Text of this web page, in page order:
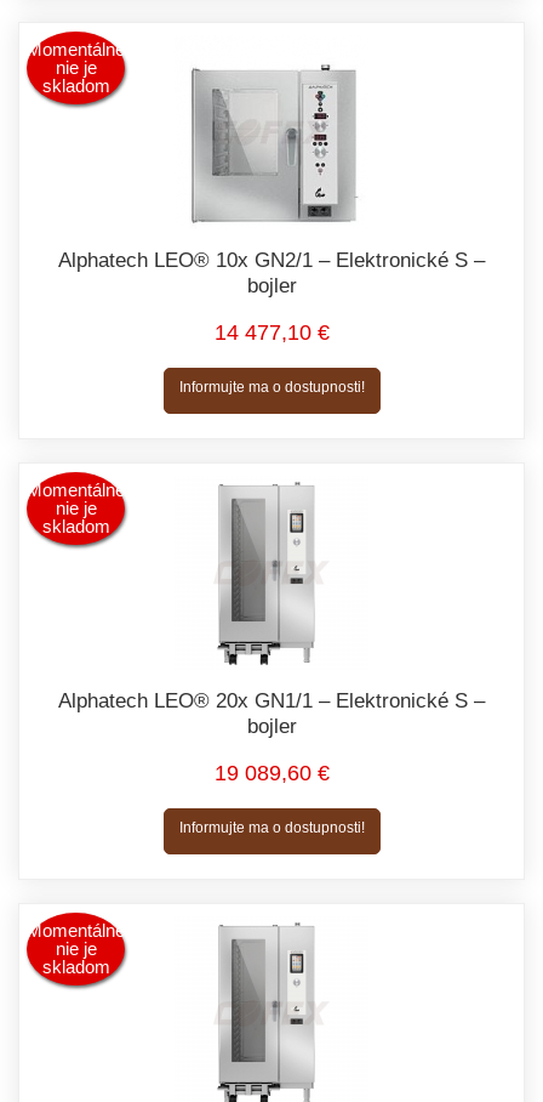
Momentálne
nie je
skladom
Alphatech LEO® 10x GN2/1 – Elektronické S –
bojler
14 477,10 €
Informujte ma o dostupnosti!
Momentálne
nie je
skladom
Alphatech LEO® 20x GN1/1 – Elektronické S –
bojler
19 089,60 €
Informujte ma o dostupnosti!
Momentálne
nie je
skladom